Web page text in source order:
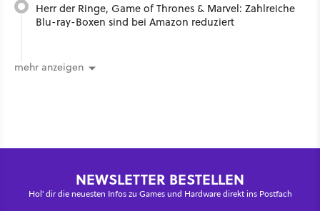
Herr der Ringe, Game of Thrones & Marvel: Zahlreiche
Blu-ray-Boxen sind bei Amazon reduziert
mehr anzeigen
NEWSLETTER BESTELLEN
Hol' dir die neuesten Infos zu Games und Hardware direkt ins Postfach